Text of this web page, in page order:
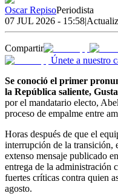
Oscar RepisoPeriodista
07 JUL 2026 - 15:58|
Compartir
Únete a nuestro
Se conoció el primer
la República saliente,
por el mandatario electo,
proceso de empalme entre
Horas después de que el
interrupción de la transición,
extenso mensaje publicado
entrega de la administración
fuertes críticas contra quien
agosto.